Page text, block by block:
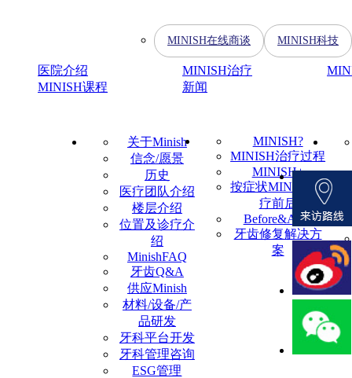
医院介绍 MINISH治疗
MINISH课程
新闻
MINISH在线商谈 MINISH科技
关于Minish
信念/愿景
历史
医疗团队介绍
楼层介绍
位置及诊疗介
绍
MinishFAQ
牙齿Q&A
供应Minish
材料/设备/产
品研发
牙科平台开发
牙科管理咨询
ESG管理
MINISH?
MINISH治疗过程
MINISH+
按症状MINISH治
疗前后
Before&After
牙齿修复解决方
案